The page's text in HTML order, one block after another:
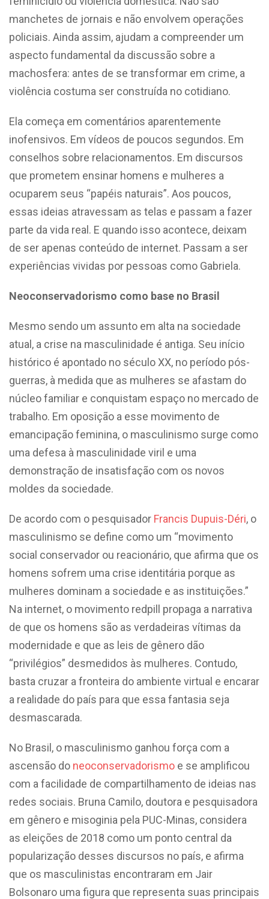
manchetes de jornais e não envolvem operações
policiais. Ainda assim, ajudam a compreender um
aspecto fundamental da discussão sobre a
machosfera: antes de se transformar em crime, a
violência costuma ser construída no cotidiano.
Ela começa em comentários aparentemente
inofensivos. Em vídeos de poucos segundos. Em
conselhos sobre relacionamentos. Em discursos
que prometem ensinar homens e mulheres a
ocuparem seus “papéis naturais”. Aos poucos,
essas ideias atravessam as telas e passam a fazer
parte da vida real. E quando isso acontece, deixam
de ser apenas conteúdo de internet. Passam a ser
experiências vividas por pessoas como Gabriela.
Neoconservadorismo como base no Brasil
Mesmo sendo um assunto em alta na sociedade
atual, a crise na masculinidade é antiga. Seu início
histórico é apontado no século XX, no período pós-
guerras, à medida que as mulheres se afastam do
núcleo familiar e conquistam espaço no mercado de
trabalho. Em oposição a esse movimento de
emancipação feminina, o masculinismo surge como
uma defesa à masculinidade viril e uma
demonstração de insatisfação com os novos
moldes da sociedade.
De acordo com o pesquisador Francis Dupuis-Déri, o
masculinismo se define como um “movimento
social conservador ou reacionário, que afirma que os
homens sofrem uma crise identitária porque as
mulheres dominam a sociedade e as instituições.”
Na internet, o movimento redpill propaga a narrativa
de que os homens são as verdadeiras vítimas da
modernidade e que as leis de gênero dão
“privilégios” desmedidos às mulheres. Contudo,
basta cruzar a fronteira do ambiente virtual e encarar
a realidade do país para que essa fantasia seja
desmascarada.
No Brasil, o masculinismo ganhou força com a
ascensão do neoconservadorismo e se amplificou
com a facilidade de compartilhamento de ideias nas
redes sociais. Bruna Camilo, doutora e pesquisadora
em gênero e misoginia pela PUC-Minas, considera
as eleições de 2018 como um ponto central da
popularização desses discursos no país, e afirma
que os masculinistas encontraram em Jair
Bolsonaro uma figura que representa suas principais